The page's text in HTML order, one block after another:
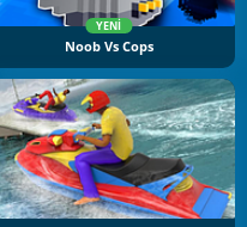
YENI
Noob Vs Cops